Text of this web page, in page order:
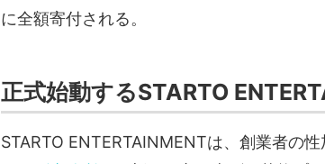
に全額寄付される。
正式始動するSTARTO
STARTO ENTERTAINMENTは、創業者の